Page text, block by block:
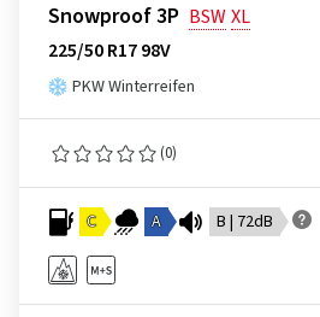
Snowproof 3P BSWXL
225/50 R17 98V
PKW Winterreifen
(0)
C A B | 72dB